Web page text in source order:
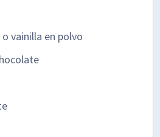
vainilla en polvo